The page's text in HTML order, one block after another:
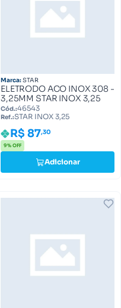
Marca:STAR
ELETRODO ACO INOX 308 -
3,25MM STAR INOX 3,25
Cód.:46543
Ref.:STAR INOX 3,25
R$ 87,30
9% OFF
Adicionar